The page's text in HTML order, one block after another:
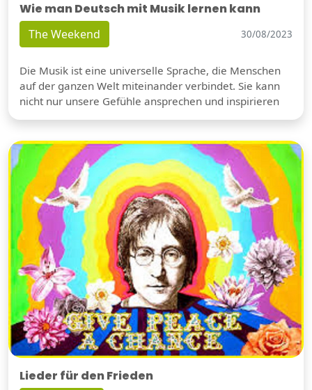
Wie man Deutsch mit Musik lernen kann
The Weekend 30/08/2023
Die Musik ist eine universelle Sprache, die Menschen
auf der ganzen Welt miteinander verbindet. Sie kann
nicht nur unsere Gefühle ansprechen und inspirieren
Lieder für den Frieden